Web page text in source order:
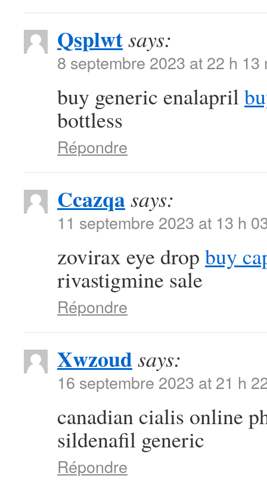
Qsplwtsays:
8 septembre 2023 at 22 h 13
buy generic enalapril
bottless
Répondre
Ccazqasays:
11 septembre 2023 at 13 h
zovirax eye drop buy
rivastigmine sale
Répondre
Xwzoudsays:
16 septembre 2023 at 21 h
canadian cialis online
sildenafil generic
Répondre